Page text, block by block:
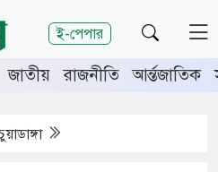
ই-পেপার
গণমিছিল
ইসলাম
জাতীয় রাজনীতি আর্ন্তজাতিক